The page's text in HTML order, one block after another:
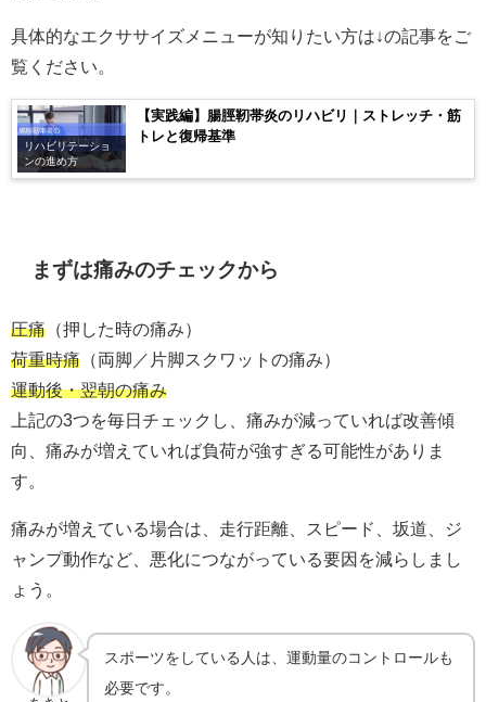
具体的なエクササイズメニューが知りたい方は↓の記事をご
覧ください。
リハビリテーショ
ンの進め方
【実践編】腸脛靭帯炎のリハビリ｜ストレッチ・筋
トレと復帰基準
まずは痛みのチェックから
圧痛 （押した時の痛み）
荷重時痛 （両脚／片脚スクワットの痛み）
運動後・翌朝の痛み
上記の3つを毎日チェックし、痛みが減っていれば改善傾
向、痛みが増えていれば負荷が強すぎる可能性がありま
す。
痛みが増えている場合は、走行距離、スピード、坂道、ジ
ャンプ動作など、悪化につながっている要因を減らしまし
ょう。
スポーツをしている人は、運動量のコントロールも
必要です。